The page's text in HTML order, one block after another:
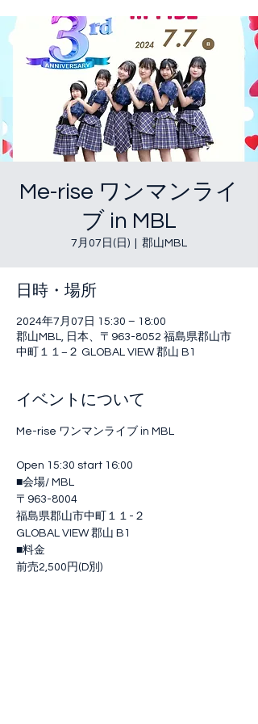
Me-rise ワンマンライ
ブ in MBL
7月07日(日) 郡山MBL
日時・場所
2024年7月07日 15:30 – 18:00
郡山MBL, 日本、〒963-8052 福島県郡山市
中町１１−２ GLOBAL VIEW 郡山 B1
イベントについて
Me-rise ワンマンライブ in MBL
Open 15:30 start 16:00
■‪会場/ MBL
〒963-8004
福島県郡山市中町１１-２
GLOBAL VIEW 郡山 B1
■料金
前売2,500円(D別)